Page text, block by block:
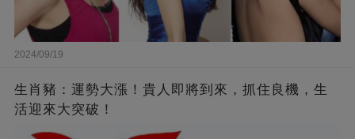
2024/09/19
生肖豬：運勢大漲！貴人即將到來，抓住良機，生
活迎來大突破！